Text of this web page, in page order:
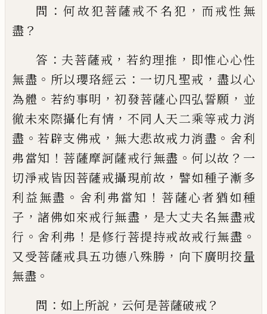
問 ：何故犯菩薩戒不名犯 ， 而戒性無
盡 ？
答 ： 夫菩薩戒 ，若約理推 ， 即惟心心性
無盡 。 所以瓔珞經云 ： 一切凡聖戒 ， 盡以心
為體 。 若約事明 ，初發菩薩心四弘誓願 ， 並
徹未來際攝化有情 ， 不同人天二乘等戒力消
盡 。若辟支佛戒 ， 無大悲故戒力消盡 。 舍利
弗當知 ！ 菩薩摩訶薩戒行無盡 。何以故 ？ 一
切淨戒皆因菩薩戒攝現前故 ， 譬如種子漸多
利益無盡 。 舍利弗當知 ！ 菩薩心者猶如種
子 ，諸佛如來戒行無盡 ， 是大丈夫名無盡戒
行 。 舍利弗 ！ 是修行菩提持戒故戒行無盡 。
又受菩薩戒具五功德八殊勝 ， 向下廣明挍量
無盡 。
問 ： 如上所說 ， 云何是菩薩破戒 ？